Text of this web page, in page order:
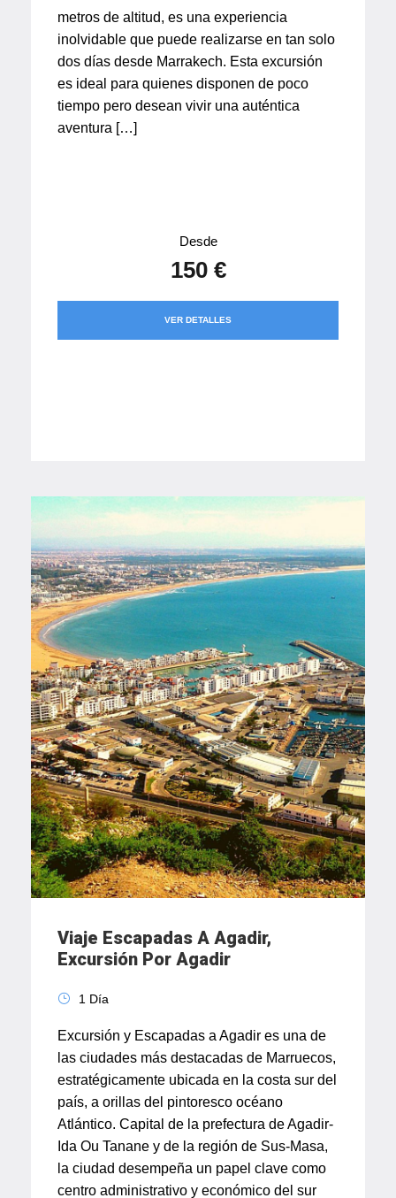
metros de altitud, es una experiencia
inolvidable que puede realizarse en tan solo
dos días desde Marrakech. Esta excursión
es ideal para quienes disponen de poco
tiempo pero desean vivir una auténtica
aventura […]
Desde
150 €
VER DETALLES
Viaje Escapadas A Agadir,
Excursión Por Agadir
1 Día
Excursión y Escapadas a Agadir es una de
las ciudades más destacadas de Marruecos,
estratégicamente ubicada en la costa sur del
país, a orillas del pintoresco océano
Atlántico. Capital de la prefectura de Agadir-
Ida Ou Tanane y de la región de Sus-Masa,
la ciudad desempeña un papel clave como
centro administrativo y económico del sur